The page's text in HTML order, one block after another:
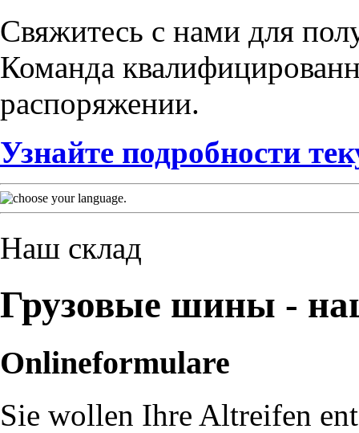
Свяжитесь с нами для
Команда
распоряжении.
Узнайте подробности
Наш склад
Грузовые шины -
Onlineformulare
Sie wollen Ihre Altreifen